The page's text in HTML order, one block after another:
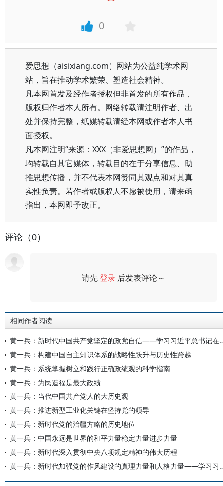
0
爱思想（aisixiang.com）网站为公益纯学术网
站，旨在推动学术繁荣、塑造社会精神。
凡本网首发及经作者授权但非首发的所有作品，
版权归作者本人所有。网络转载请注明作者、出
处并保持完整，纸媒转载请经本网或作者本人书
面授权。
凡本网注明“来源：XXX（非爱思想网）”的作品，
均转载自其它媒体，转载目的在于分享信息、助
推思想传播，并不代表本网赞同其观点和对其真
实性负责。若作者或版权人不愿被使用，请来函
指出，本网即予改正。
评论（0）
请先登录 后发表评论～
相同作者阅读
黄一兵：新时代中国共产党坚定的政党自信——
黄一兵：构建中国自主知识体系的战略性跃升与历史性跨越
黄一兵：系统掌握树立和践行正确政绩观的科学指南
黄一兵：为民造福是最大政绩
黄一兵：当代中国共产党人的大历史观
黄一兵：推进新型工业化关键在坚持党的领导
黄一兵：新时代党的治疆方略的历史地位
黄一兵：中国永远是世界的和平力量稳定力量进步力量
黄一兵：新时代深入贯彻中央八项规定精神的伟大历程
黄一兵：新时代加强党的作风建设的真理力量